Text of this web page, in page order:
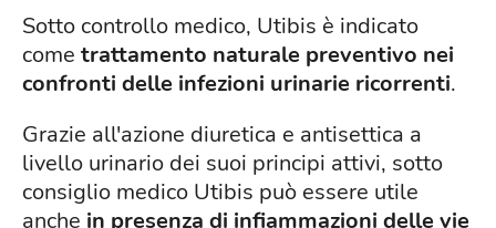
Sotto controllo medico, Utibis è indicato
come trattamento naturale preventivo nei
confronti delle infezioni urinarie ricorrenti.
Grazie all'azione diuretica e antisettica a
livello urinario dei suoi principi attivi, sotto
consiglio medico Utibis può essere utile
anche in presenza di infiammazioni delle vie